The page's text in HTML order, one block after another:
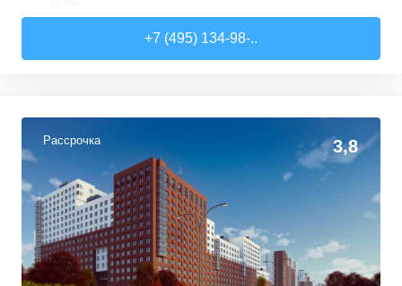
34,8–41,2м² 12 предложений
от 10 139 640 ₽
41,4 –52,4м² предложения
+7 (495) 134-98-..
Рассрочка 3,8